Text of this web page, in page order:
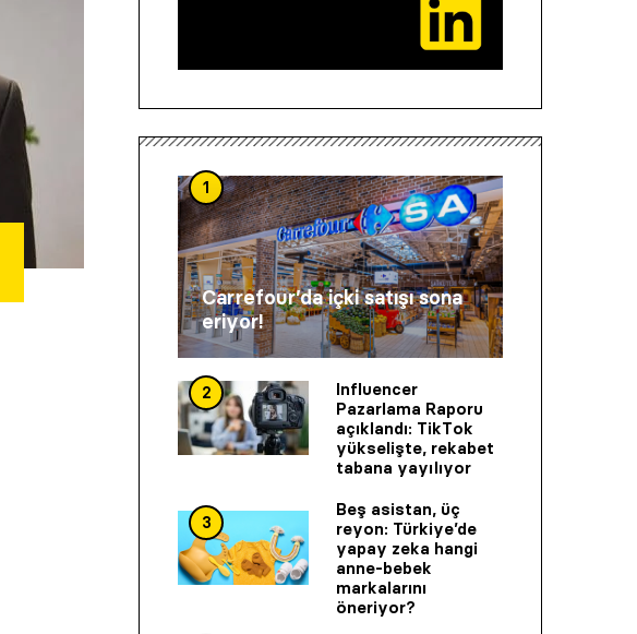
1
Carrefour’da içki satışı sona
eriyor!
2
Influencer
Pazarlama Raporu
açıklandı: TikTok
yükselişte, rekabet
tabana yayılıyor
3
Beş asistan, üç
reyon: Türkiye’de
yapay zeka hangi
anne-bebek
markalarını
öneriyor?